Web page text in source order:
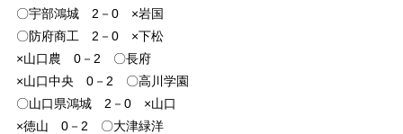
〇宇部鴻城 2－0 ×岩国
〇防府商工 2－0 ×下松
×山口農 0－2 〇長府
×山口中央 0－2 〇高川学園
〇山口県鴻城 2－0 ×山口
×徳山 0－2 〇大津緑洋